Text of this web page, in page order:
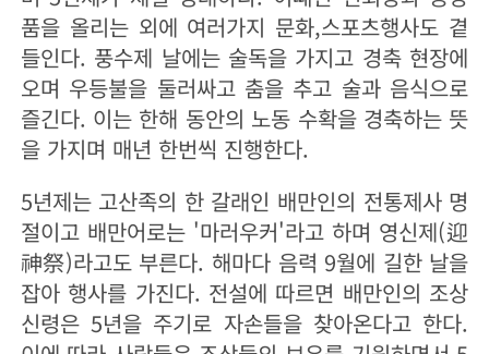
품을 올리는 외에 여러가지 문화,스포츠행사도 곁
들인다. 풍수제 날에는 술독을 가지고 경축 현장에
오며 우등불을 둘러싸고 춤을 추고 술과 음식으로
즐긴다. 이는 한해 동안의 노동 수확을 경축하는 뜻
을 가지며 매년 한번씩 진행한다.
5년제는 고산족의 한 갈래인 배만인의 전통제사 명
절이고 배만어로는 '마러우커'라고 하며 영신제(迎
神祭)라고도 부른다. 해마다 음력 9월에 길한 날을
잡아 행사를 가진다. 전설에 따르면 배만인의 조상
신령은 5년을 주기로 자손들을 찾아온다고 한다.